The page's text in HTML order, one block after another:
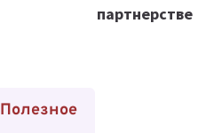
партнерстве
Полезное